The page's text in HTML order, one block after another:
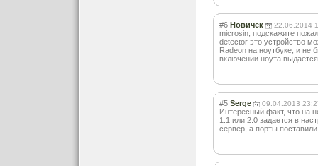
#6 Новичек 22.06.2014
microsin, подскажите
detector это устройство
Radeon на ноутбуке, и не
включении ноута
#5 Serge 09.04.2013
Интересный факт, что на
1.1 или 2.0 задается в
сервер, а порты